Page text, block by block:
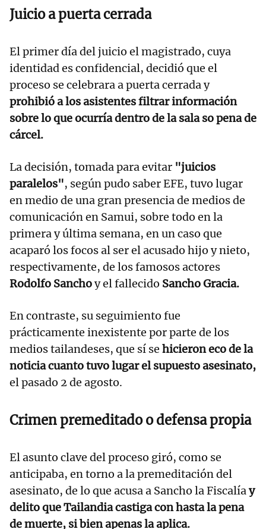
Juicio a puerta cerrada
El primer día del juicio el magistrado, cuya
identidad es confidencial, decidió que el
proceso se celebrara a puerta cerrada y
prohibió a los asistentes filtrar información
sobre lo que ocurría dentro de la sala so pena de
cárcel.
La decisión, tomada para evitar "juicios
paralelos", según pudo saber EFE, tuvo lugar
en medio de una gran presencia de medios de
comunicación en Samui, sobre todo en la
primera y última semana, en un caso que
acaparó los focos al ser el acusado hijo y nieto,
respectivamente, de los famosos actores
Rodolfo Sanchoy el fallecido Sancho Gracia.
En contraste, su seguimiento fue
prácticamente inexistente por parte de los
medios tailandeses, que sí se hicieron eco de la
noticia cuanto tuvo lugar el supuesto asesinato,
el pasado 2 de agosto.
Crimen premeditado o defensa propia
El asunto clave del proceso giró, como se
anticipaba, en torno a la premeditación del
asesinato, de lo que acusa a Sancho la Fiscalíay
delito que Tailandia castiga con hasta la pena
de muerte, si bien apenas la aplica.